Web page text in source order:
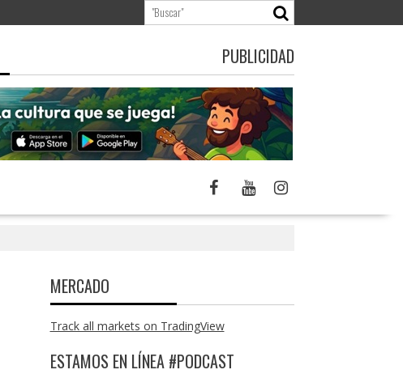
PUBLICIDAD
MERCADO
Track all markets on TradingView
ESTAMOS EN LÍNEA #PODCAST